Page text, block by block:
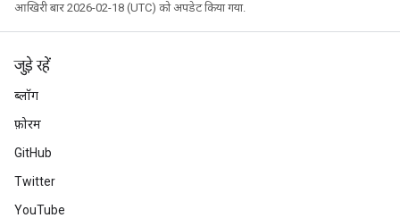
आखिरी बार 2026-02-18 (UTC) को अपडेट किया गया.
जुड़े रहें
ब्लॉग
फ़ोरम
GitHub
Twitter
YouTube